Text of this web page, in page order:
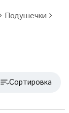
Подушечки
Сортировка